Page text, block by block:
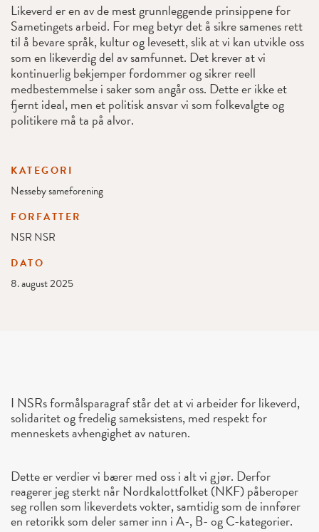
Likeverd er en av de mest grunnleggende prinsippene for
Sametingets arbeid. For meg betyr det å sikre samenes rett
til å bevare språk, kultur og levesett, slik at vi kan utvikle oss
som en likeverdig del av samfunnet. Det krever at vi
kontinuerlig bekjemper fordommer og sikrer reell
medbestemmelse i saker som angår oss. Dette er ikke et
fjernt ideal, men et politisk ansvar vi som folkevalgte og
politikere må ta på alvor.
KATEGORI
Nesseby sameforening
FORFATTER
NSR NSR
DATO
8. august 2025
I NSRs formålsparagraf står det at vi arbeider for likeverd,
solidaritet og fredelig sameksistens, med respekt for
menneskets avhengighet av naturen.
Dette er verdier vi bærer med oss i alt vi gjør. Derfor
reagerer jeg sterkt når Nordkalottfolket (NKF) påberoper
seg rollen som likeverdets vokter, samtidig som de innfører
en retorikk som deler samer inn i A-, B- og C-kategorier.